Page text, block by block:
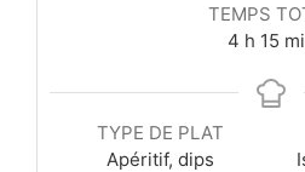
TEMPS
4heures
h 15
TYPE DE PLAT
Apéritif, dips